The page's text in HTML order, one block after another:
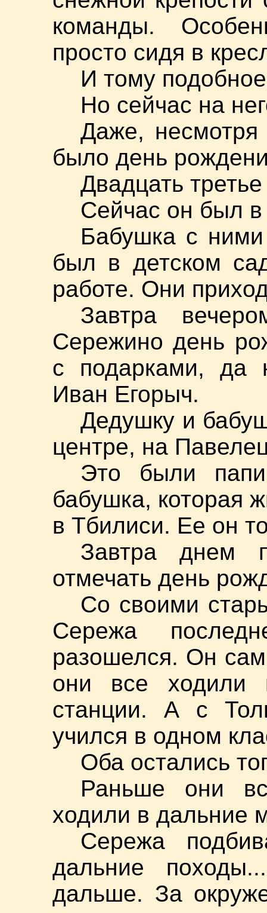
команды.
просто сидя в
И тому
Но сейчас на
Даже, несмотря
было день
Двадцать
Сейчас он был в
Бабушка с
был в детском
работе. Они
Завтра
Сережино день
с подарками, да
Иван Егорыч.
Дедушку и
центре, на
Это были
бабушка, которая
в Тбилиси. Ее он
Завтра днем
отмечать день
Со своими
Сережа
разошелся. Он
они все ходили
станции. А с
учился в одном
Оба остались
Раньше они
ходили в дальние
Сережа
дальние
дальше. За